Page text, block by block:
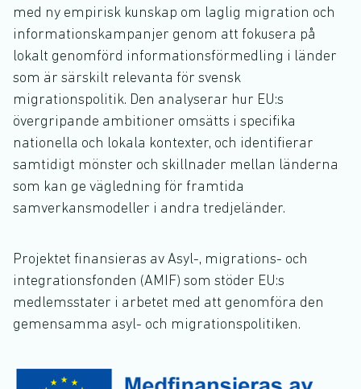
med ny empirisk kunskap om laglig migration och
informationskampanjer genom att fokusera på
lokalt genomförd informationsförmedling i länder
som är särskilt relevanta för svensk
migrationspolitik. Den analyserar hur EU:s
övergripande ambitioner omsätts i specifika
nationella och lokala kontexter, och identifierar
samtidigt mönster och skillnader mellan länderna
som kan ge vägledning för framtida
samverkansmodeller i andra tredjeländer.
Projektet finansieras av Asyl-, migrations- och
integrationsfonden (AMIF) som stöder EU:s
medlemsstater i arbetet med att genomföra den
gemensamma asyl- och migrationspolitiken.